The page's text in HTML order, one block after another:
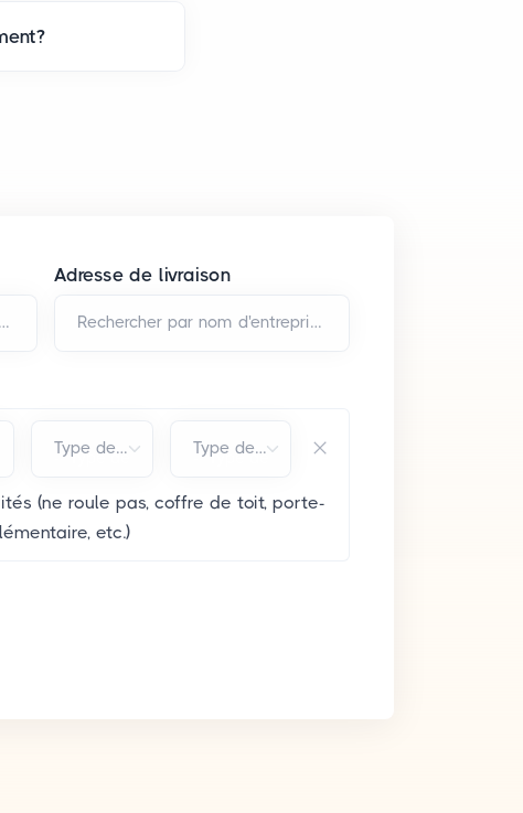
Rechercher par nom d'entreprise et/ou adresse*
Adresse de livraison
Rechercher par nom d'entreprise et/ou adresse*
Type de carburant*Type de carrosserie*
(ne roule pas, coffre de toit, porte-
etc.)